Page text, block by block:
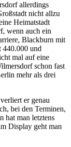
allerdings
nicht allzu
Heimatstadt
wenn auch ein
Blackburn mit
und
mal auf eine
schon fast
mehr als drei
er genau
bei den Terminen,
hat man letztens
Display geht man